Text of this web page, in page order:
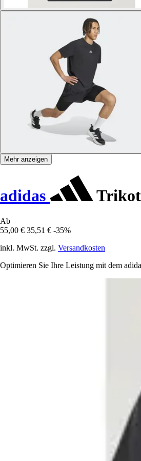
Mehr anzeigen
adidas Trikot
Ab
55,00 € 35,51 € -35%
inkl. MwSt. zzgl. Versandkosten
Optimieren Sie Ihre Leistung mit dem